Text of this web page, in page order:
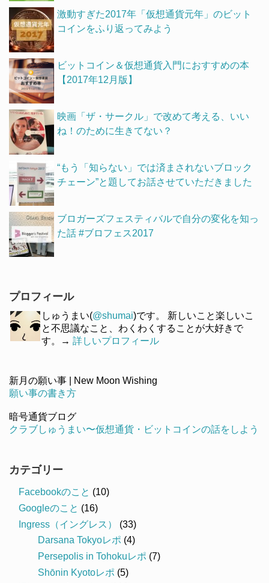
激動すぎた2017年「仮想通貨元年」のビット
コインをふり返ってみよう
ビットコイン＆仮想通貨入門におすすめの本
【2017年12月版】
映画「ザ・サークル」で改めて考える、いい
ね！のために生きてない？
“もう「知らない」では済まされないブロック
チェーン”と題してお話させていただきました
ブロガーズフェスティバルで自分の変化を知っ
た話 #ブロフェス2017
プロフィール
しゅうまい(@shumai)です。 新しいこと楽しいこ
と不思議なこと、わくわくすることが大好きで
す。→ 詳しいプロフィール
新月の願い事 | New Moon Wishing
願い事の書き方
暗号通貨ブログ
クラブしゅうまい〜仮想通貨・ビットコインの話をしよう
カテゴリー
Facebookのこと (10)
Googleのこと (16)
Ingress（イングレス）
(33)
Darsana Tokyoレポ (4)
Persepolis in Tohokuレポ (7)
Shōnin Kyotoレポ (5)